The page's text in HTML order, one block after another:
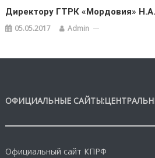
Директору ГТРК «Мордовия»
05.05.2017 Admin
ОФИЦИАЛЬНЫЕ
Официальный сайт КПРФ